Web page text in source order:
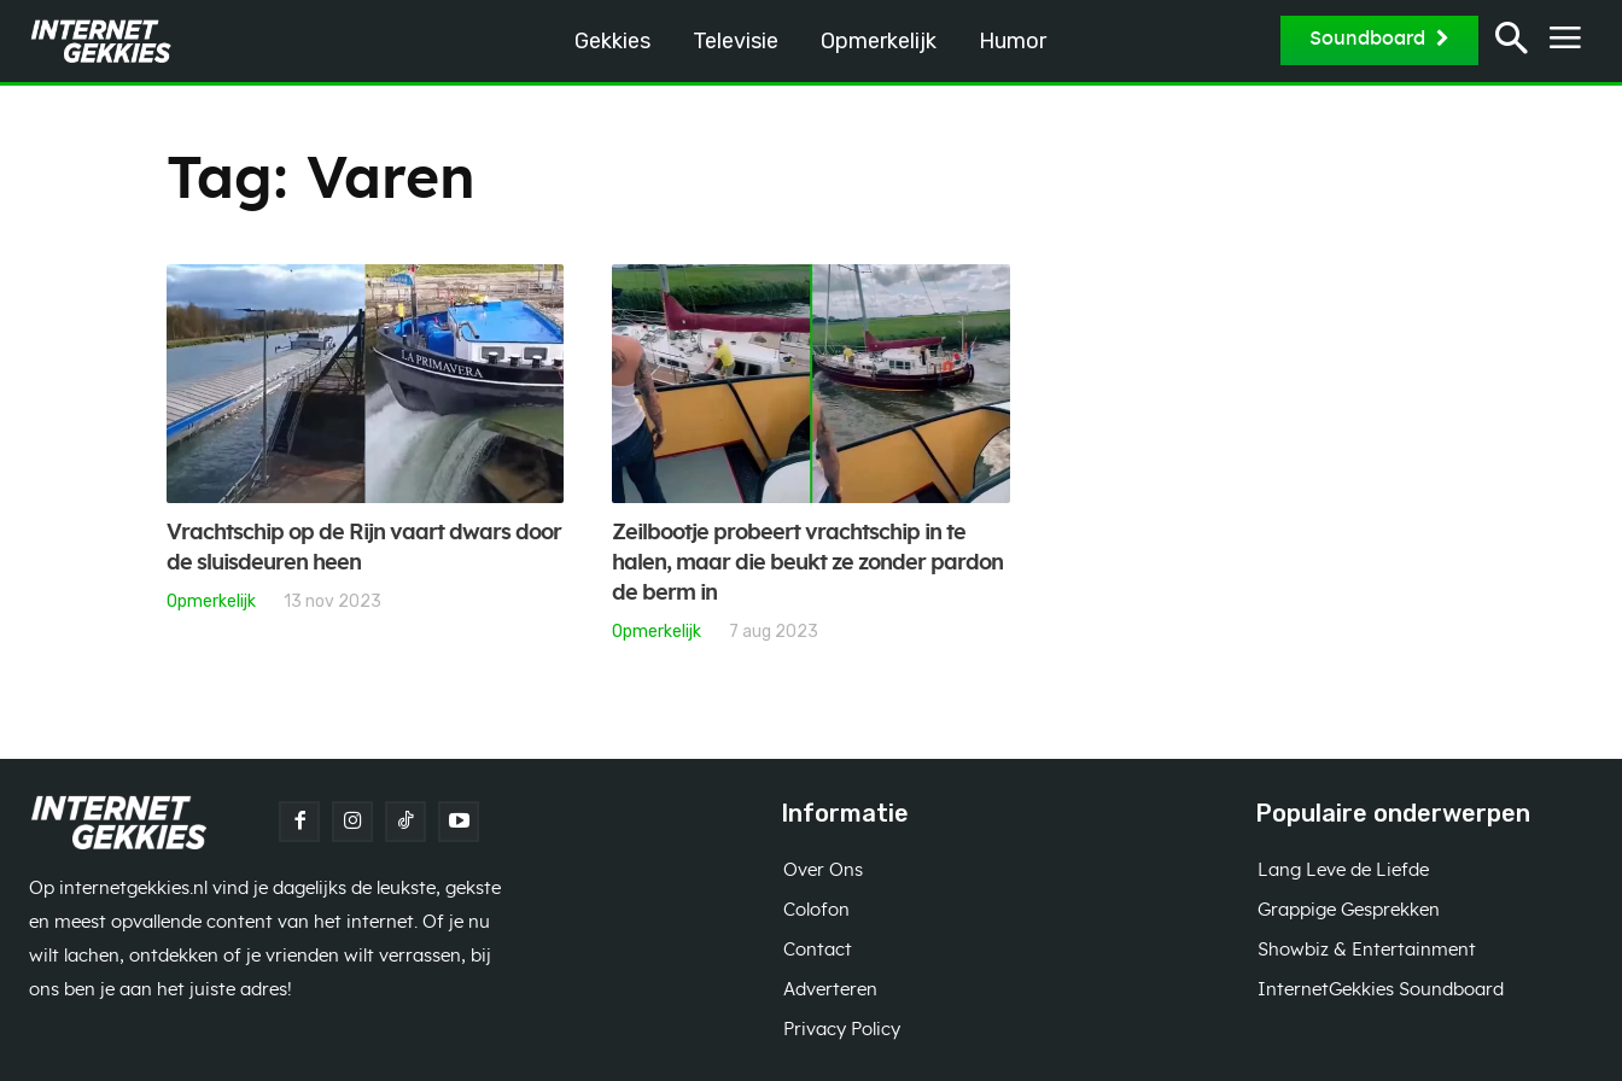
Gekkies Televisie Opmerkelijk Humor Soundboard
Tag: Varen
Vrachtschip op de Rijn vaart dwars door
de sluisdeuren heen
Opmerkelijk 13 nov 2023
Zeilbootje probeert vrachtschip in te
halen, maar die beukt ze zonder pardon
de berm in
Opmerkelijk 7 aug 2023
Op internetgekkies.nl vind je dagelijks de leukste, gekste
en meest opvallende content van het internet. Of je nu
wilt lachen, ontdekken of je vrienden wilt verrassen, bij
ons ben je aan het juiste adres!
Informatie
Over Ons
Colofon
Contact
Adverteren
Privacy Policy
Populaire onderwerpen
Lang Leve de Liefde
Grappige Gesprekken
Showbiz & Entertainment
InternetGekkies Soundboard